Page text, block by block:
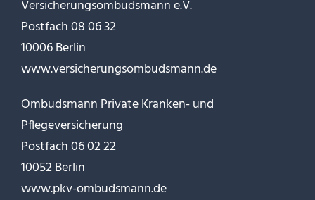
Versicherungsombudsmann e.V.
Postfach 08 06 32
10006 Berlin
www.versicherungsombudsmann.de
Ombudsmann Private Kranken- und
Pflegeversicherung
Postfach 06 02 22
10052 Berlin
www.pkv-ombudsmann.de